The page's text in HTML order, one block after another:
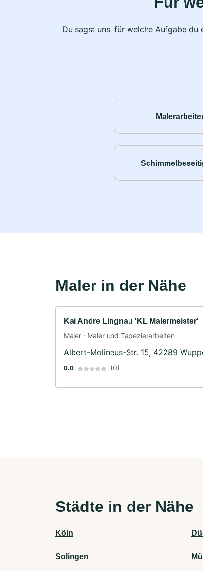
Du sagst uns, für welche Aufgabe
Maler in der Nähe
Kai Andre Lingnau 'KL Malermeister'
Maler · Maler und Tapezierarbeiten
Albert-Molineus-Str. 15, 42289
0.0 (0)
Städte in der Nähe
Köln
Solingen